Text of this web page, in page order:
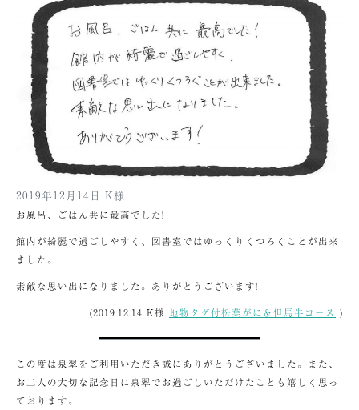
2019年12月14日 K様
お風呂、ごはん共に最高でした!
館内が綺麗で過ごしやすく、図書室ではゆっくりくつろぐことが出来
ました。
素敵な思い出になりました。ありがとうございます!
(2019.12.14 K様 地物タグ付松葉がに＆但馬牛コース )
この度は泉翠をご利用いただき誠にありがとうございました。また、
お二人の大切な記念日に泉翠でお過ごしいただけたことも嬉しく思っ
ております。